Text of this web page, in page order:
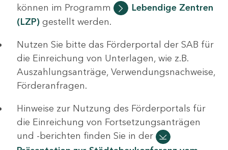
können im Programm
Lebendige Zentren
(LZP) gestellt werden.
Nutzen Sie bitte das Förderportal der SAB für
die Einreichung von Unterlagen, wie z.B.
Auszahlungsanträge, Verwendungsnachweise,
Förderanfragen.
Hinweise zur Nutzung des Förderportals für
die Einreichung von Fortsetzungsanträgen
und -berichten finden Sie in der